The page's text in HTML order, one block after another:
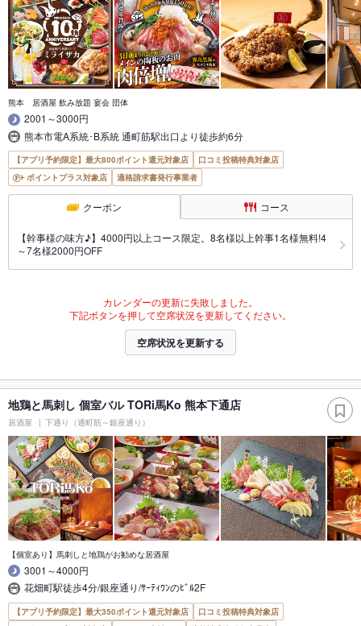
熊本 居酒屋 飲み放題 宴会 団体
2001～3000円
熊本市電A系統･B系統 通町筋駅出口より徒歩約6分
【アプリ予約限定】最大800ポイント還元対象店
口コミ投稿特典対象店
ポイントプラス対象店
適格請求書発行事業者
クーポン コース
【幹事様の味方♪】4000円以上コース限定。8名様以上幹事1名様無料!4
～7名様2000円OFF
カレンダーの更新に失敗しました。
下記ボタンを押して空席状況を更新してください。
空席状況を更新する
地鶏と馬刺し 個室バル TORi馬Ko 熊本下通店
居酒屋 下通り（通町筋～銀座通り）
【個室あり】馬刺しと地鶏がお勧めな居酒屋
3001～4000円
花畑町駅徒歩4分/銀座通り/ｻｰﾃｨﾜﾝのﾋﾞﾙ2F
【アプリ予約限定】最大350ポイント還元対象店
口コミ投稿特典対象店